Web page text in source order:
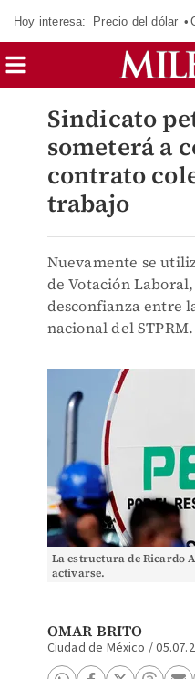
Hoy interesa: Precio del dólar
Sindicato
someterá a
contrato
trabajo
Nuevamente se
de Votación
desconfianza entre
nacional del STPRM.
La estructura de Ricardo
activarse.
OMAR BRITO
Ciudad de México /